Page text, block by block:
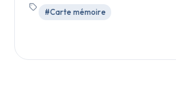
#Carte mémoire